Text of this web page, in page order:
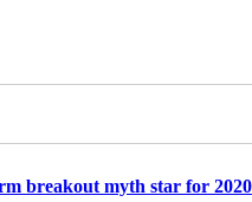
breakout myth star for 2020